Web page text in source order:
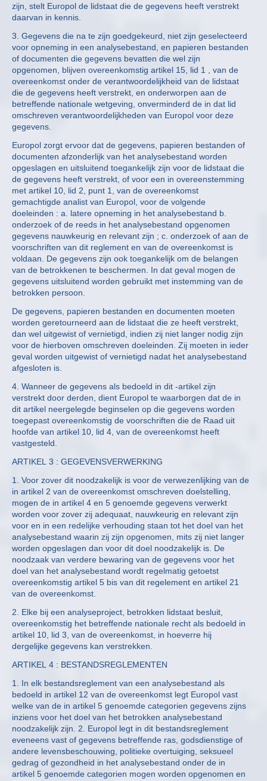
zijn, stelt Europol de lidstaat die de gegevens heeft verstrekt
daarvan in kennis.
3. Gegevens die na te zijn goedgekeurd, niet zijn geselecteerd
voor opneming in een analysebestand, en papieren bestanden
of documenten die gegevens bevatten die wel zijn
opgenomen, blijven overeenkomstig artikel 15, lid 1 , van de
overeenkomst onder de verantwoordelijkheid van de lidstaat
die de gegevens heeft verstrekt, en onderworpen aan de
betreffende nationale wetgeving, onverminderd de in dat lid
omschreven verantwoordelijkheden van Europol voor deze
gegevens.
Europol zorgt ervoor dat de gegevens, papieren bestanden of
documenten afzonderlijk van het analysebestand worden
opgeslagen en uitsluitend toegankelijk zijn voor de lidstaat die
de gegevens heeft verstrekt, of voor een in overeenstemming
met artikel 10, lid 2, punt 1, van de overeenkomst
gemachtigde analist van Europol, voor de volgende
doeleinden : a. latere opneming in het analysebestand b.
onderzoek of de reeds in het analysebestand opgenomen
gegevens nauwkeurig en relevant zijn ; c. onderzoek of aan de
voorschriften van dit reglement en van de overeenkomst is
voldaan. De gegevens zijn ook toegankelijk om de belangen
van de betrokkenen te beschermen. In dat geval mogen de
gegevens uitsluitend worden gebruikt met instemming van de
betrokken persoon.
De gegevens, papieren bestanden en documenten moeten
worden geretourneerd aan de lidstaat die ze heeft verstrekt,
dan wel uitgewist of vernietigd, indien zij niet langer nodig zijn
voor de hierboven omschreven doeleinden. Zij moeten in ieder
geval worden uitgewist of vernietigd nadat het analysebestand
afgesloten is.
4. Wanneer de gegevens als bedoeld in dit -artikel zijn
verstrekt door derden, dient Europol te waarborgen dat de in
dit artikel neergelegde beginselen op die gegevens worden
toegepast overeenkomstig de voorschriften die de Raad uit
hoofde van artikel 10, lid 4, van de overeenkomst heeft
vastgesteld.
ARTIKEL 3 : GEGEVENSVERWERKING
1. Voor zover dit noodzakelijk is voor de verwezenlijking van de
in artikel 2 van de overeenkomst omschreven doelstelling,
mogen de in artikel 4 en 5 genoemde gegevens verwerkt
worden voor zover zij adequaat, nauwkeurig en relevant zijn
voor en in een redelijke verhouding staan tot het doel van het
analysebestand waarin zij zijn opgenomen, mits zij niet langer
worden opgeslagen dan voor dit doel noodzakelijk is. De
noodzaak van verdere bewaring van de gegevens voor het
doel van het analysebestand wordt regelmatig getoetst
overeenkomstig artikel 5 bis van dit regelement en artikel 21
van de overeenkomst.
2. Elke bij een analyseproject, betrokken lidstaat besluit,
overeenkomstig het betreffende nationale recht als bedoeld in
artikel 10, lid 3, van de overeenkomst, in hoeverre hij
dergelijke gegevens kan verstrekken.
ARTIKEL 4 : BESTANDSREGLEMENTEN
1. In elk bestandsreglement van een analysebestand als
bedoeld in artikel 12 van de overeenkomst legt Europol vast
welke van de in artikel 5 genoemde categorien gegevens zijns
inziens voor het doel van het betrokken analysebestand
noodzakelijk zijn. 2. Europol legt in dit bestandsreglement
eveneens vast of gegevens betreffende ras, godsdienstige of
andere levensbeschouwing, politieke overtuiging, seksueel
gedrag of gezondheid in het analysebestand onder de in
artikel 5 genoemde categorien mogen worden opgenomen en